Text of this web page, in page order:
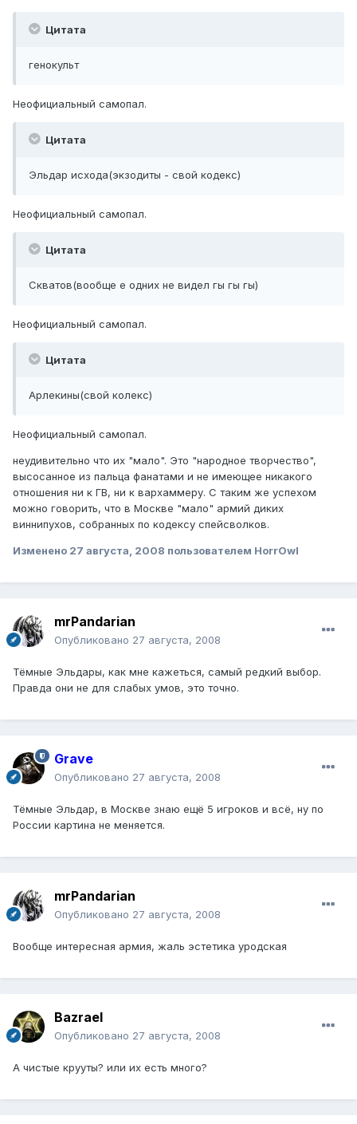
Цитата
генокульт
Неофициальный самопал.
Цитата
Эльдар исхода(экзодиты - свой кодекс)
Неофициальный самопал.
Цитата
Скватов(вообще е одних не видел гы гы гы)
Неофициальный самопал.
Цитата
Арлекины(свой колекс)
Неофициальный самопал.
неудивительно что их "мало". Это "народное творчество",
высосанное из пальца фанатами и не имеющее никакого
отношения ни к ГВ, ни к вархаммеру. С таким же успехом
можно говорить, что в Москве "мало" армий диких
виннипухов, собранных по кодексу спейсволков.
Изменено 27 августа, 2008 пользователем HorrOwl
mrPandarian
Опубликовано 27 августа, 2008
Тёмные Эльдары, как мне кажеться, самый редкий выбор.
Правда они не для слабых умов, это точно.
Grave
Опубликовано 27 августа, 2008
Тёмные Эльдар, в Москве знаю ещё 5 игроков и всё, ну по
России картина не меняется.
mrPandarian
Опубликовано 27 августа, 2008
Вообще интересная армия, жаль эстетика уродская
Bazrael
Опубликовано 27 августа, 2008
А чистые крууты? или их есть много?